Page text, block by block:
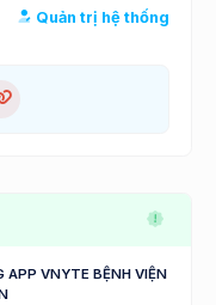
Quản trị hệ thống
APP VNYTE BỆNH VIỆN